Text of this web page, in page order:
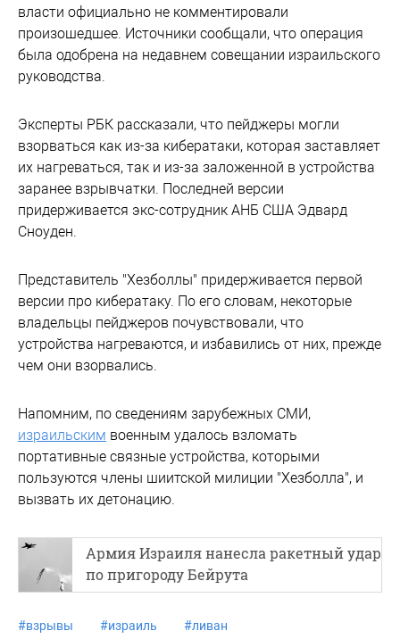
власти официально не комментировали
произошедшее. Источники сообщали, что операция
была одобрена на недавнем совещании израильского
руководства.
Эксперты РБК рассказали, что пейджеры могли
взорваться как из-за кибератаки, которая заставляет
их нагреваться, так и из-за заложенной в устройства
заранее взрывчатки. Последней версии
придерживается экс-сотрудник АНБ США Эдвард
Сноуден.
Представитель "Хезболлы" придерживается первой
версии про кибератаку. По его словам, некоторые
владельцы пейджеров почувствовали, что
устройства нагреваются, и избавились от них, прежде
чем они взорвались.
Напомним, по сведениям зарубежных СМИ,
израильским военным удалось взломать
портативные связные устройства, которыми
пользуются члены шиитской милиции "Хезболла", и
вызвать их детонацию.
Армия Израиля нанесла ракетный удар
по пригороду Бейрута
#взрывы #израиль #ливан